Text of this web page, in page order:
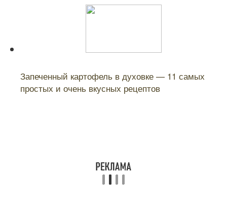
Запеченный картофель в духовке — 11 самых
простых и очень вкусных рецептов